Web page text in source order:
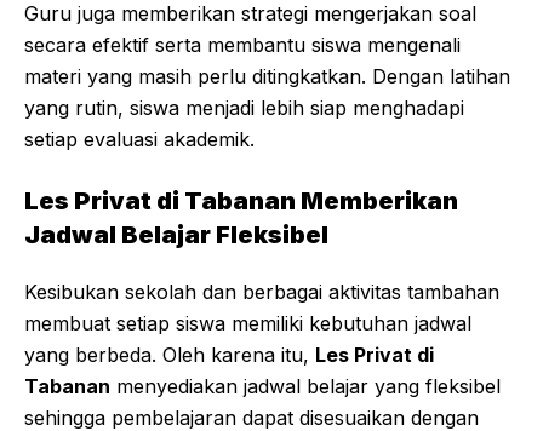
Guru juga memberikan strategi mengerjakan soal
secara efektif serta membantu siswa mengenali
materi yang masih perlu ditingkatkan. Dengan latihan
yang rutin, siswa menjadi lebih siap menghadapi
setiap evaluasi akademik.
Les Privat di Tabanan Memberikan
Jadwal Belajar Fleksibel
Kesibukan sekolah dan berbagai aktivitas tambahan
membuat setiap siswa memiliki kebutuhan jadwal
yang berbeda. Oleh karena itu, Les Privat di
Tabanan menyediakan jadwal belajar yang fleksibel
sehingga pembelajaran dapat disesuaikan dengan